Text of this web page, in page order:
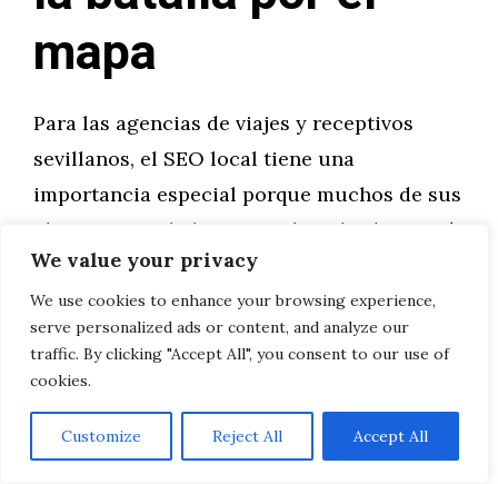
We value your privacy
We use cookies to enhance your browsing experience,
serve personalized ads or content, and analyze our
traffic. By clicking "Accept All", you consent to our use of
cookies.
Customize Reject All Accept All
mapa
Para las agencias de viajes y receptivos
sevillanos, el SEO local tiene una
importancia especial porque muchos de sus
clientes no solo buscan online desde su país
de origen: también buscan desde Sevilla
misma, en el momento en que ya están en la
ciudad y quieren contratar una experiencia
adicional.
Un turista que llega a Sevilla un martes por